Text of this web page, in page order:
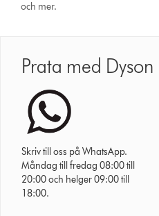
och mer.
Prata med Dyson
Skriv till oss på WhatsApp.
Måndag till fredag 08:00 till
20:00 och helger 09:00 till
18:00.